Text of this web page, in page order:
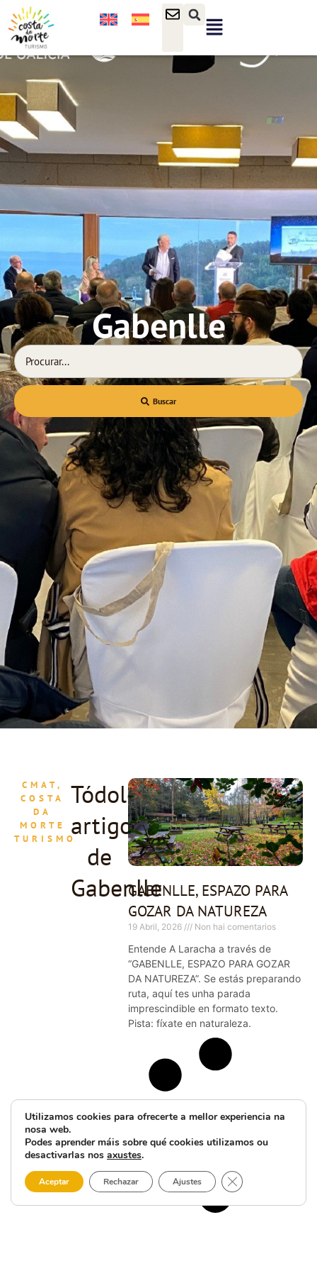
Gabenlle
Buscar
CMAT,
COSTA
DA
MORTE
TURISMO
Tódolos
artigos
de
GabenlleGABENLLE, ESPAZO PARA
GOZAR DA NATUREZA
19 Abril, 2026 Non hai comentarios
Entende A Laracha a través de
“GABENLLE, ESPAZO PARA GOZAR
DA NATUREZA”. Se estás preparando
ruta, aquí tes unha parada
imprescindible en formato texto.
Pista: fíxate en naturaleza.
Utilizamos cookies para ofrecerte a mellor experiencia na
nosa web.
Podes aprender máis sobre qué cookies utilizamos ou
desactivarlas nos axustes.
Aceptar Rechazar Ajustes Close GDPR